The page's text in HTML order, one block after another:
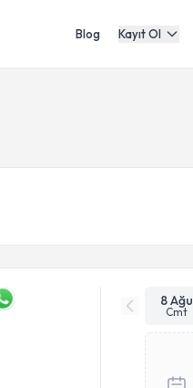
Blog Kayıt Ol
8 Ağu
Cmt